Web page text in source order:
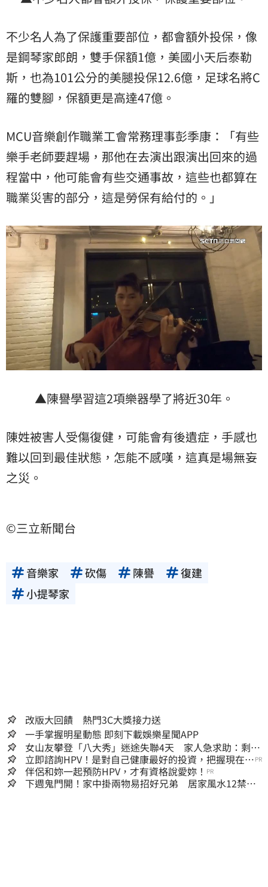
不少名人為了保護重要部位，都會額外投保，像
是鋼琴家郎朗，雙手保額1億，美國小天后泰勒
斯，也為101公分的美腿投保12.6億，足球名將C
羅的雙腳，保額更是高達47億。
MCU音樂創作職業工會常務理事彭季康：「有些
樂手老師要趕場，那他在去演出跟演出回來的過
程當中，他可能會有些交通事故，這些也都算在
職業災害的部分，這是勞保有給付的。」
▲陳譽學習這2項樂器學了將近30年。
陳姓被害人受傷復健，可能會有後遺症，手感也
難以回到最佳狀態，怎能不感嘆，這真是場無妄
之災。
©三立新聞台
音樂家 砍傷 陳譽
復建
小提琴家
改版大回饋 熱門3C大獎接力送
一手掌握明星動態 即刻下載娛樂星聞APP
女山友攀登「八大秀」迷途失聯4天 家人急求助：剩我
媽還沒找到
立即諮詢HPV！是對自己健康最好的投資，把握現在不
嫌晚！
PR
伴侶和妳一起預防HPV，才有資格說愛妳！ PR
下週鬼門開！家中掛兩物易招好兄弟 居家風水12禁忌